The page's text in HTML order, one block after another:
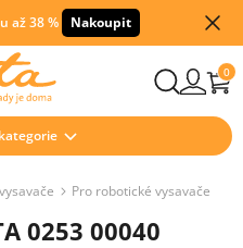
až 38 % Nakoupit
0
Pro robotické vysavače
0253 00040